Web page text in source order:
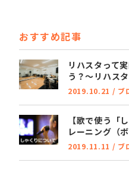
e
b
o
o
k
t
e
r
おすすめ記事
リハスタって
う？～リハス
2019.10.21 / ブ
【歌で使う「
レーニング（
2019.11.11 / ブ